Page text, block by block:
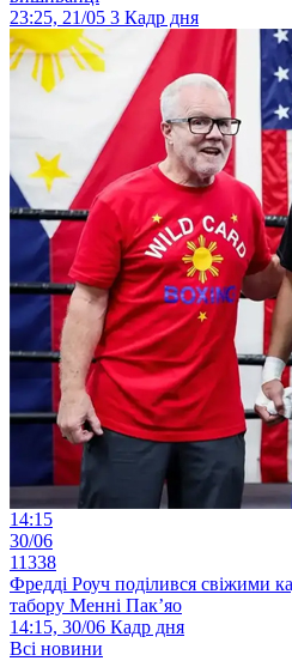
23:25, 21/05 3 Кадр дня
14:15
30/06
11338
Фредді Роуч поділився свіжими
табору Менні Пак’яо
14:15, 30/06 Кадр дня
Всі новини